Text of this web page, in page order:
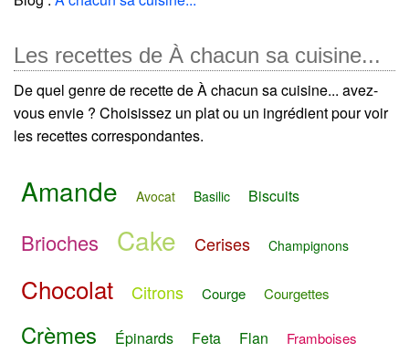
Les recettes de À chacun sa cuisine...
De quel genre de recette de À chacun sa cuisine... avez-
vous envie ? Choisissez un plat ou un ingrédient pour voir
les recettes correspondantes.
Amande Avocat Basilic Biscuits
Brioches Cake Cerises Champignons
Chocolat Citrons Courge Courgettes
Crèmes Épinards Feta Flan Framboises